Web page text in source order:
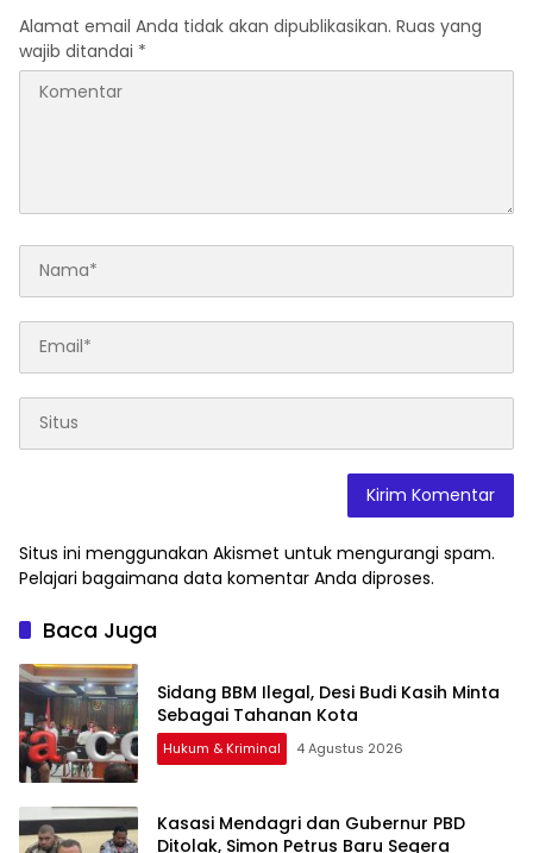
Alamat email Anda tidak akan dipublikasikan. Ruas yang
wajib ditandai *
Situs ini menggunakan Akismet untuk mengurangi spam.
Pelajari bagaimana data komentar Anda diproses.
Baca Juga
Sidang BBM Ilegal, Desi Budi Kasih Minta
Sebagai Tahanan Kota
Hukum & Kriminal 4 Agustus 2026
Kasasi Mendagri dan Gubernur PBD
Ditolak, Simon Petrus Baru Segera